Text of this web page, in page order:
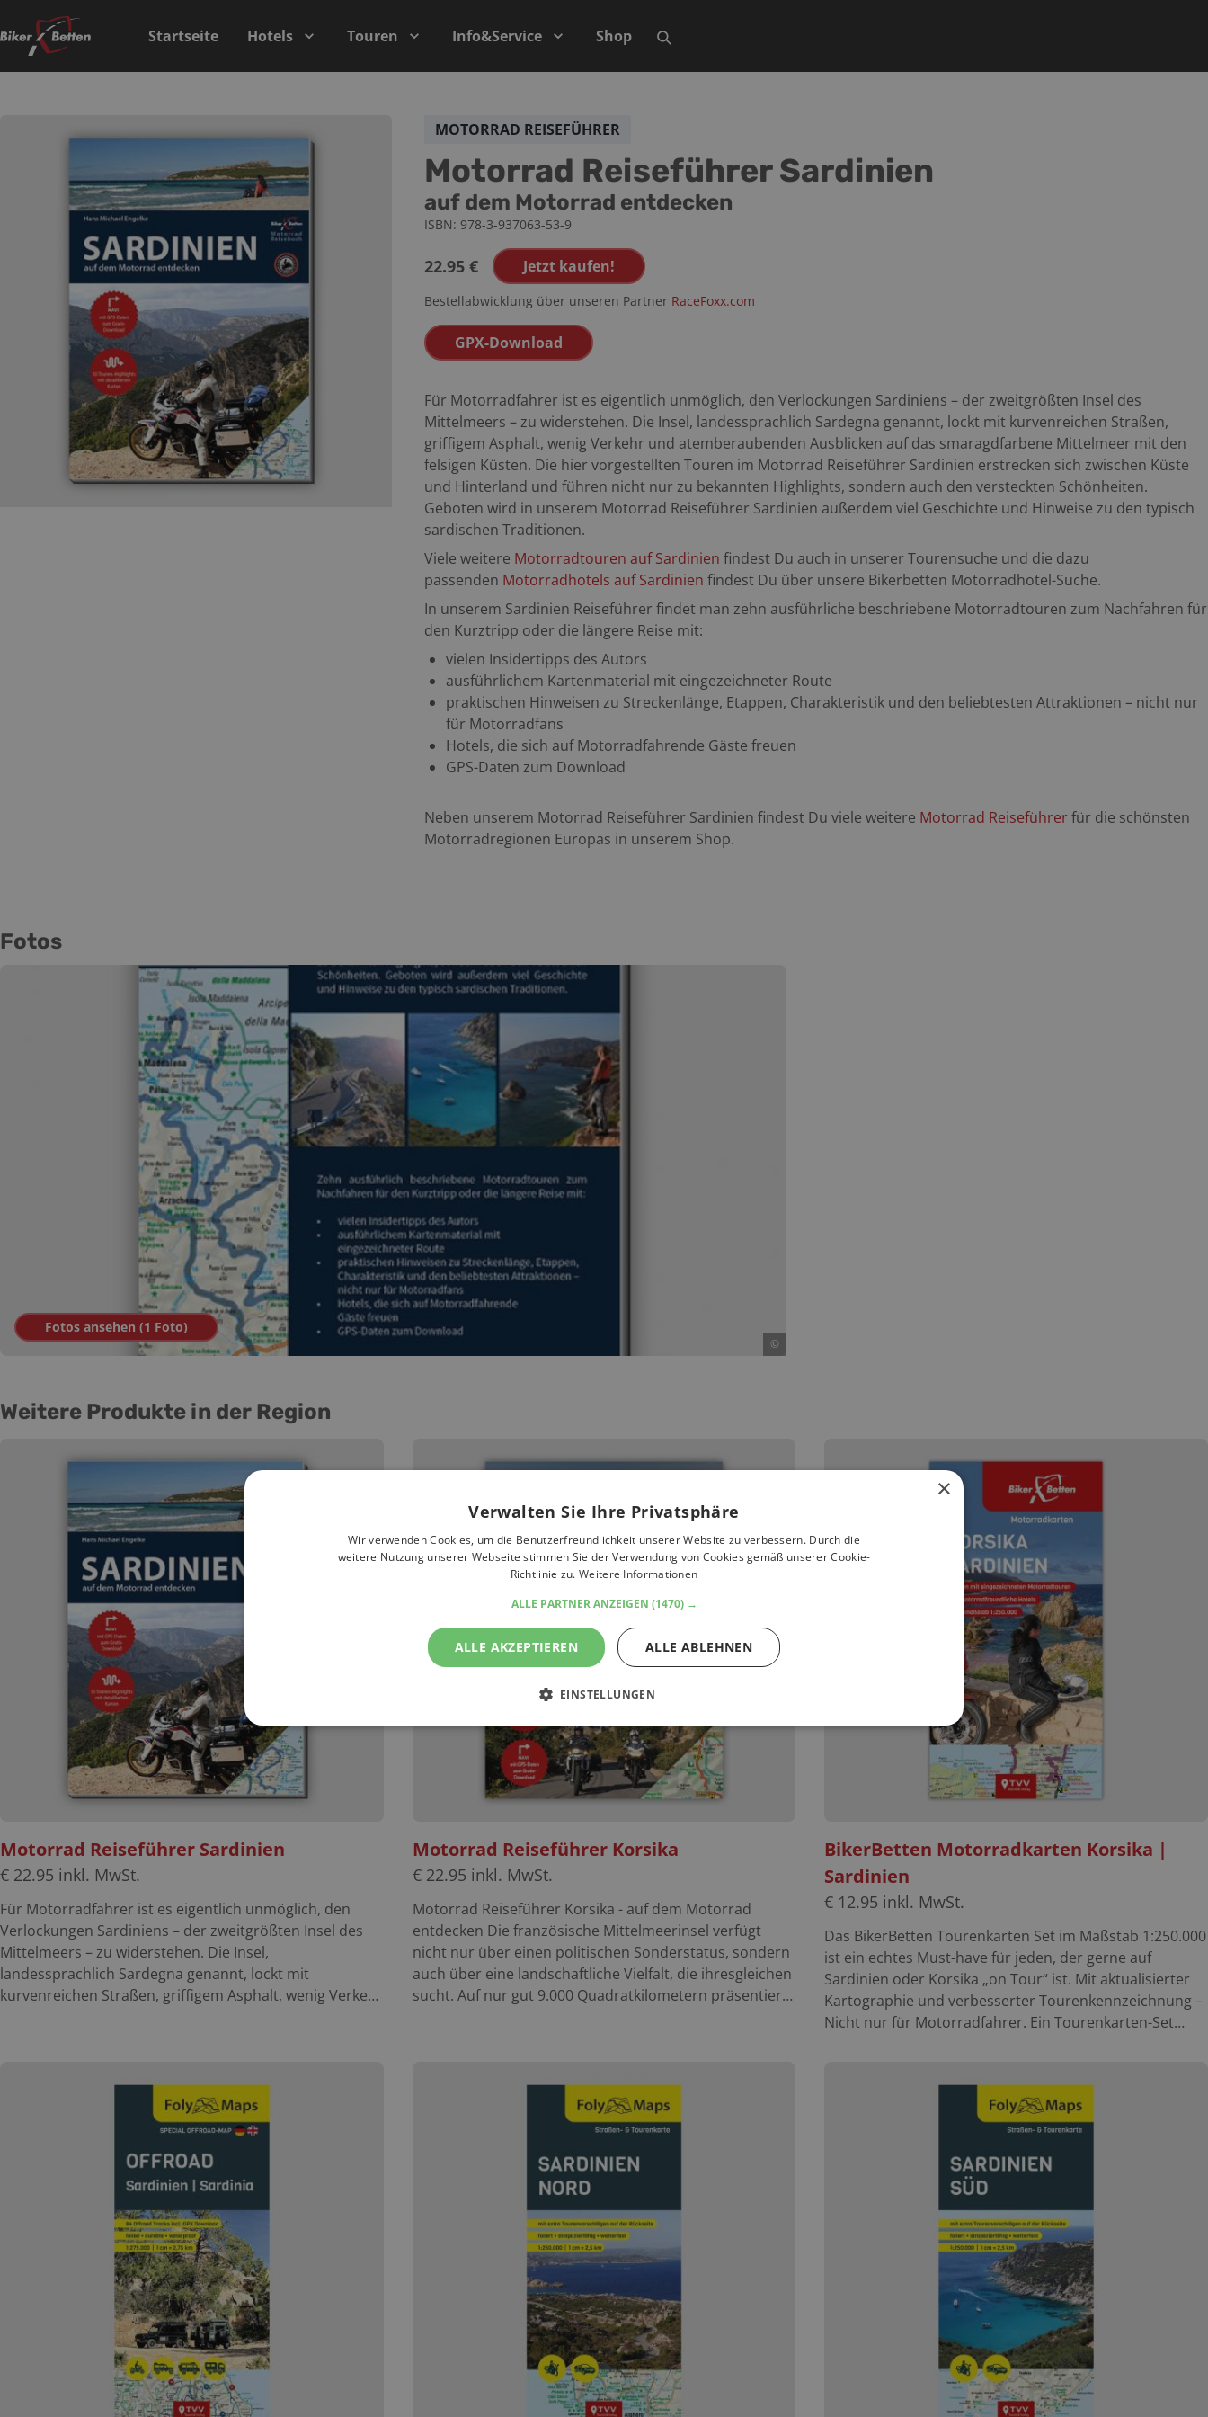
Startseite Hotels Touren Info&Service Shop
MOTORRAD REISEFÜHRER
Motorrad Reiseführer Sardinien
auf dem Motorrad entdecken
ISBN: 978-3-937063-53-9
22.95 € Jetzt kaufen!
Bestellabwicklung über unseren Partner RaceFoxx.com
GPX-Download
Für Motorradfahrer ist es eigentlich unmöglich, den Verlockungen Sardiniens – der zweitgrößten Insel des
Mittelmeers – zu widerstehen. Die Insel, landessprachlich Sardegna genannt, lockt mit kurvenreichen Straßen,
griffigem Asphalt, wenig Verkehr und atemberaubenden Ausblicken auf das smaragdfarbene Mittelmeer mit den
felsigen Küsten. Die hier vorgestellten Touren im Motorrad Reiseführer Sardinien erstrecken sich zwischen Küste
und Hinterland und führen nicht nur zu bekannten Highlights, sondern auch den versteckten Schönheiten.
Geboten wird in unserem Motorrad Reiseführer Sardinien außerdem viel Geschichte und Hinweise zu den typisch
sardischen Traditionen.
Viele weitere Motorradtouren auf Sardinien findest Du auch in unserer Tourensuche und die dazu
passenden Motorradhotels auf Sardinien findest Du über unsere Bikerbetten Motorradhotel-Suche.
In unserem Sardinien Reiseführer findet man zehn ausführliche beschriebene Motorradtouren zum Nachfahren für
den Kurztripp oder die längere Reise mit:
vielen Insidertipps des Autors
ausführlichem Kartenmaterial mit eingezeichneter Route
praktischen Hinweisen zu Streckenlänge, Etappen, Charakteristik und den beliebtesten Attraktionen – nicht nur
für Motorradfans
Hotels, die sich auf Motorradfahrende Gäste freuen
GPS-Daten zum Download
Neben unserem Motorrad Reiseführer Sardinien findest Du viele weitere Motorrad Reiseführerfür die schönsten
Motorradregionen Europas in unserem Shop.
Fotos
©
Fotos ansehen (1 Foto)
Weitere Produkte in der Region
Motorrad Reiseführer Sardinien
€ 22.95 inkl. MwSt.
Für Motorradfahrer ist es eigentlich unmöglich, den
Verlockungen Sardiniens – der zweitgrößten Insel des
Mittelmeers – zu widerstehen. Die Insel,
landessprachlich Sardegna genannt, lockt mit
kurvenreichen Straßen, griffigem Asphalt, wenig Verkehr
Sardinien erstrecken sich zwischen Küste und
Hinterland und führen nicht nur zu bekannten
Highlights, sondern auch den versteckten Schönheiten.
Sardinien außerdem viel Geschichte und Hinweise zu
den typisch sardischen Traditionen. Viele weitere
Motorradtouren auf Sardinien findest Du auch in
unserer Tourensuche und die dazu passenden
Motorradhotels auf Sardinien findest Du über unsere
Bikerbetten Motorradhotel-Suche. In unserem Sardinien
Reiseführer findet man zehn ausführliche beschriebene
Motorradtouren zum Nachfahren für den Kurztripp
oder die längere Reise mit: vielen Insidertipps des
Autors ausführlichem Kartenmaterial mit
eingezeichneter Route praktischen Hinweisen zu
Streckenlänge, Etappen, Charakteristik und den
Motorrad Reiseführer Korsika
€ 22.95 inkl. MwSt.
Motorrad Reiseführer Korsika - auf dem Motorrad
entdecken Die französische Mittelmeerinsel verfügt
nicht nur über einen politischen Sonderstatus, sondern
auch über eine landschaftliche Vielfalt, die ihresgleichen
sucht. Auf nur gut 9.000 Quadratkilometern präsentiert
Meer und im Landesinneren endlose Serpentinen in den
Hochgebirgen. Jeder Meter wird auf Korsika zum
reinsten Fahrvergnügen…! Viele weitere
Tourensuche oder auf unserer FolyMaps Korsika Karte .
Zehn ausführlich beschriebene Motorradtouren sind im
Korsika Reiseführer - auf dem Motorrad entdecken
enthalten. Zum Nachfahren für den Wochenendausflug
oder die längere Reise mit: • vielen Insidertipps des
Autoren in unserem Korsika-Reiseführer
• ausführlichem Kartenmaterial mit eingezeichneter
Route • praktischen Hinweisen zu Streckenlänge,
Etappen, Charakteristik und den beliebtesten
Attraktionen – nicht nur für Motorradfans • Hotels, die
sich auf Motorradfahrende Gäste freuen • GPS-Daten
BikerBetten Motorradkarten Korsika |
Sardinien
€ 12.95 inkl. MwSt.
Das BikerBetten Tourenkarten Set im Maßstab 1:250.000
ist ein echtes Must-have für jeden, der gerne auf
Sardinien oder Korsika „on Tour“ ist. Mit aktualisierter
Kartographie und verbesserter Tourenkennzeichnung –
Nicht nur für Motorradfahrer. Ein Tourenkarten-Set
Tourenvorschläge zur jeweiligen Region auf, die auf der
Rückseite der Karten ausführlich beschrieben sind,
sodass eine großzügige Auswahl an Touren geboten ist.
Auch zahlreiche motorradfreundliche Hotels sind auf
der Rückseite zu finden und ersparen dem oder den
Reisenden damit die lange Suche nach einer
Übernachtungsmöglichkeit während der Tour. Das
Tourenkarten-Set Korsika / Sardinien erweisen sich
nicht nur bei der Planung als starke Helfer. Die 6
Papierkarten stecken in einer praktischen Folientasche.
(Karten sind nicht foliert/ laminiert).
×
Verwalten Sie Ihre Privatsphäre
Wir verwenden Cookies, um die Benutzerfreundlichkeit unserer Website zu verbessern. Durch die
weitere Nutzung unserer Webseite stimmen Sie der Verwendung von Cookies gemäß unserer Cookie-
Richtlinie zu.Weitere Informationen
ALLE PARTNER ANZEIGEN (1470) →
ALLE AKZEPTIEREN ALLE ABLEHNEN
EINSTELLUNGEN